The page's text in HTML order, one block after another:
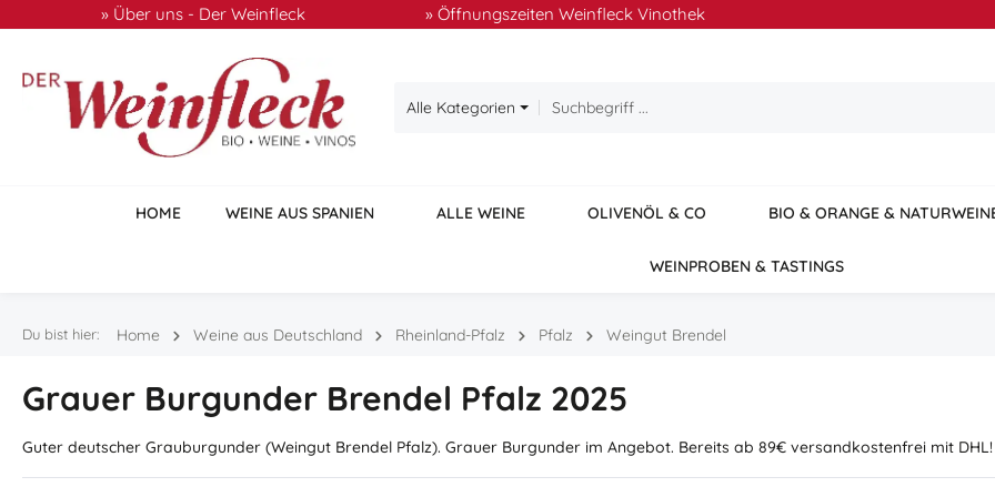
Hauptinhalt springen
Zur Suche springen
Zur Hauptnavigation springen
» Über uns - Der Weinfleck » Öffnungszeiten Weinfleck Vinothek
Alle Kategorien
HOME WEINE AUS SPANIEN ALLE WEINE OLIVENÖL & CO BIO & ORANGE &
WEINPROBEN & TASTINGS
Du bist hier: Home Weine aus Deutschland Rheinland-Pfalz Pfalz Weingut Brendel
Grauer Burgunder Brendel Pfalz 2025
Guter deutscher Grauburgunder (Weingut Brendel Pfalz). Grauer Burgunder im Angebot. Bereits ab 89€ versandkostenfrei mit DHL!